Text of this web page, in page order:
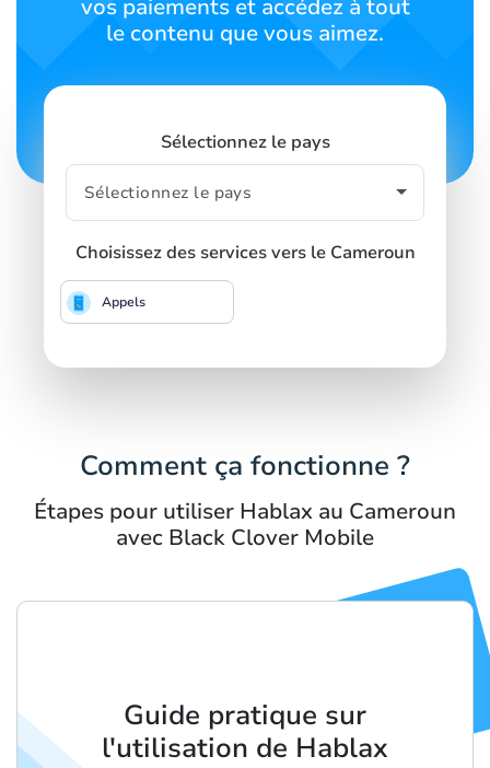
vos paiements et accédez à tout
le contenu que vous aimez.
Sélectionnez le pays
Choisissez des services vers le Cameroun
Appels
Comment ça fonctionne ?
Étapes pour utiliser Hablax au Cameroun
avec Black Clover Mobile
Guide pratique sur
l'utilisation de Hablax